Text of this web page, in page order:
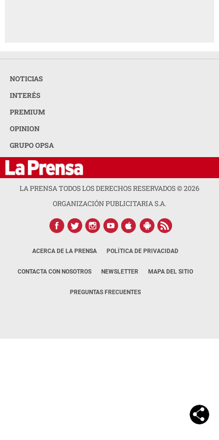
NOTICIAS
INTERÉS
PREMIUM
OPINION
GRUPO OPSA
LA PRENSA TODOS LOS DERECHOS RESERVADOS ©2026
ORGANIZACIÓN PUBLICITARIA S.A.
ACERCA DE LA PRENSA POLÍTICA DE PRIVACIDAD
CONTACTA CON NOSOTROS NEWSLETTER MAPA DEL SITIO
PREGUNTAS FRECUENTES